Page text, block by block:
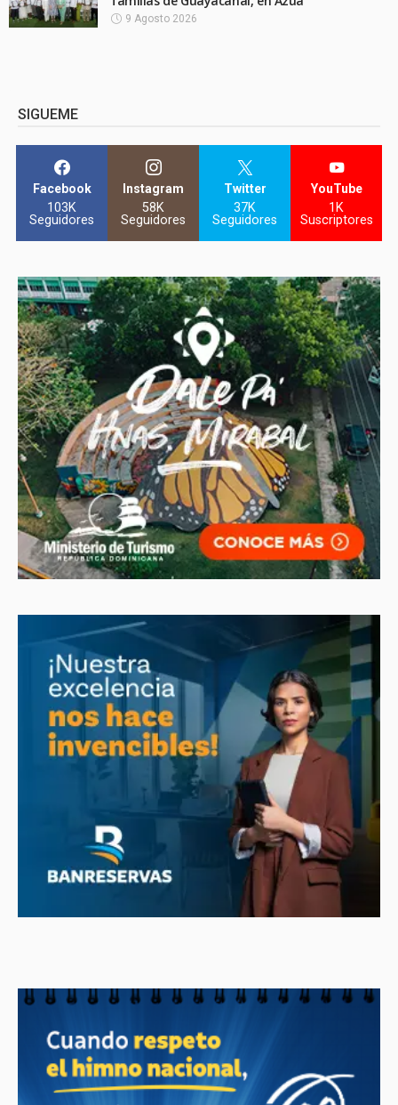
9 Agosto 2026
SIGUEME
Facebook
103K
Seguidores
Instagram
58K
Seguidores
Twitter
37K
Seguidores
YouTube
1K
Suscriptores